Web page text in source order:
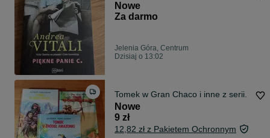
Nowe
Za darmo
Jelenia Góra, Centrum
Dzisiaj o 13:02
Tomek w Gran Chaco i inne z serii.
Nowe
9 zł
12,82 zł z Pakietem Ochronnym